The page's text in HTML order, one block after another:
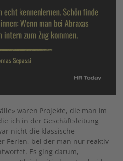
waren Projekte, die man im
ich in der Geschäftsleitung
nicht die klassische
Ferien, bei der man nur reaktiv
Es ging darum,